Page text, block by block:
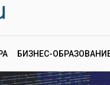
БИЗНЕС-